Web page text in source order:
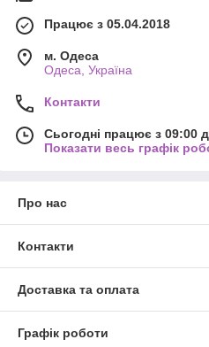
Працює з 05.04.2018
м. Одеса
Одеса, Україна
Контакти
Сьогодні працює з 09:00
Показати весь графік
Про нас
Контакти
Доставка та оплата
Графік роботи